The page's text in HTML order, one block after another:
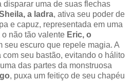
disparar uma de suas flechas
a ladra, ativa seu poder de
e capuz, representada em uma
não tão valente Eric, o
seu escuro que repele magia. A
com seu bastão, evitando o hálito
das partes da monstruosa
, puxa um feitiço de seu chapéu